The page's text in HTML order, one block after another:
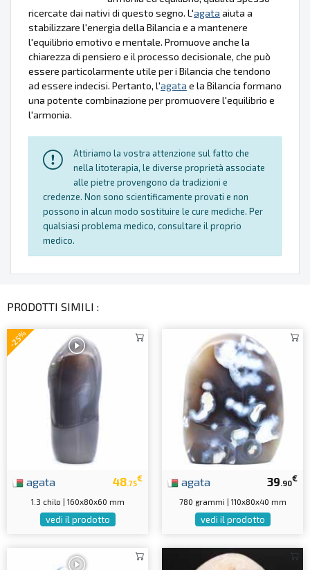
ricercate dai nativi di questo segno. L'agata aiuta a
stabilizzare l'energia della Bilancia e a mantenere
l'equilibrio emotivo e mentale. Promuove anche la
chiarezza di pensiero e il processo decisionale, che può
essere particolarmente utile per i Bilancia che tendono
ad essere indecisi. Pertanto, l'agata e la Bilancia formano
una potente combinazione per promuovere l'equilibrio e
l'armonia.
Attiriamo la vostra attenzione sul fatto che
nella litoterapia, le diverse proprietà associate
alle pietre provengono da tradizioni e
credenze. Non sono scientificamente provati e non
possono in alcun modo sostituire le cure mediche. Per
qualsiasi problema medico, consultare il proprio
medico.
PRODOTTI SIMILI :
-25%
48 .75€
agata
1.3 chilo | 160x80x60 mm
vedi il prodotto
39 .90€
agata
780 grammi | 110x80x40 mm
vedi il prodotto